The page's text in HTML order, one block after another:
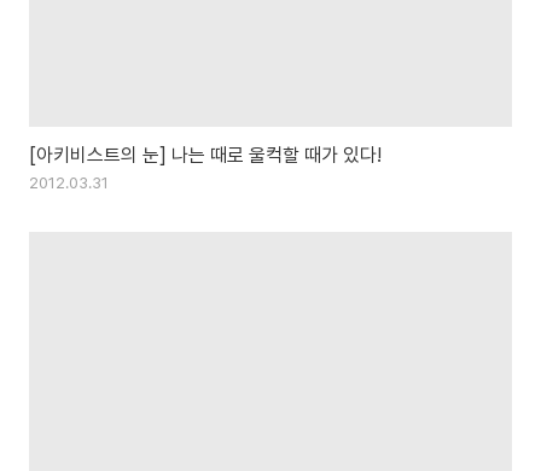
[아키비스트의 눈] 나는 때로 울컥할 때가 있다!
2012.03.31